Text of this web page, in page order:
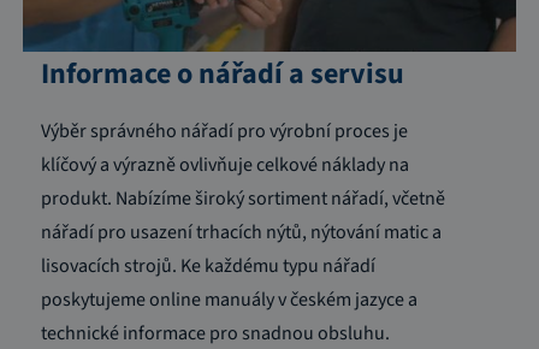
Informace o nářadí a servisu
Výběr správného nářadí pro výrobní proces je
klíčový a výrazně ovlivňuje celkové náklady na
produkt. Nabízíme široký sortiment nářadí, včetně
nářadí pro usazení trhacích nýtů, nýtování matic a
lisovacích strojů. Ke každému typu nářadí
poskytujeme online manuály v českém jazyce a
technické informace pro snadnou obsluhu.